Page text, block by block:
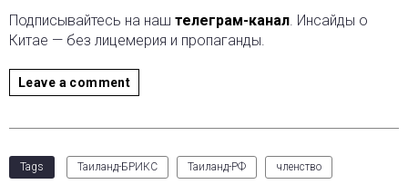
Подписывайтесь на наш телеграм-канал. Инсайды о
Китае — без лицемерия и пропаганды.
Leave a comment
Tags Таиланд-БРИКС Таиланд-РФ членство